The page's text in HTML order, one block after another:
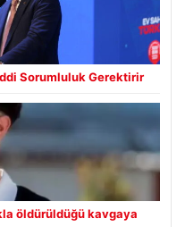
Sorumluluk Gerektirir
öldürüldüğü kavgaya